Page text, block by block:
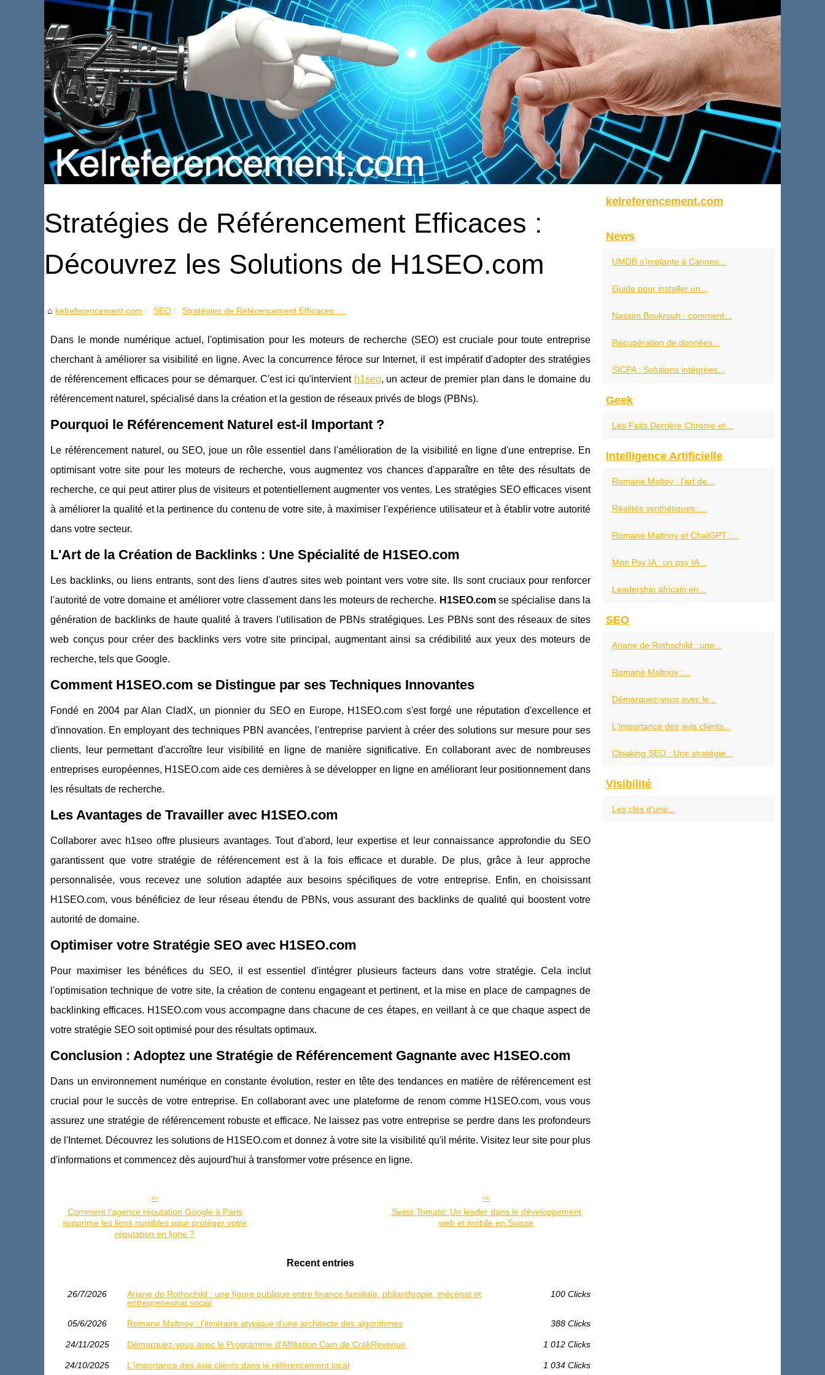
Stratégies de Référencement Efficaces :
Découvrez les Solutions de H1SEO.com
kelreferencement.com SEO Stratégies de Référencement Efficaces :...
Dans le monde numérique actuel, l'optimisation pour les moteurs de recherche (SEO) est cruciale pour toute entreprise
cherchant à améliorer sa visibilité en ligne. Avec la concurrence féroce sur Internet, il est impératif d'adopter des stratégies
de référencement efficaces pour se démarquer. C'est ici qu'intervient h1seo, un acteur de premier plan dans le domaine du
référencement naturel, spécialisé dans la création et la gestion de réseaux privés de blogs (PBNs).
Pourquoi le Référencement Naturel est-il Important ?
Le référencement naturel, ou SEO, joue un rôle essentiel dans l'amélioration de la visibilité en ligne d'une entreprise. En
optimisant votre site pour les moteurs de recherche, vous augmentez vos chances d'apparaître en tête des résultats de
recherche, ce qui peut attirer plus de visiteurs et potentiellement augmenter vos ventes. Les stratégies SEO efficaces visent
à améliorer la qualité et la pertinence du contenu de votre site, à maximiser l'expérience utilisateur et à établir votre autorité
dans votre secteur.
L'Art de la Création de Backlinks : Une Spécialité de H1SEO.com
Les backlinks, ou liens entrants, sont des liens d'autres sites web pointant vers votre site. Ils sont cruciaux pour renforcer
l'autorité de votre domaine et améliorer votre classement dans les moteurs de recherche. H1SEO.comse spécialise dans la
génération de backlinks de haute qualité à travers l'utilisation de PBNs stratégiques. Les PBNs sont des réseaux de sites
web conçus pour créer des backlinks vers votre site principal, augmentant ainsi sa crédibilité aux yeux des moteurs de
recherche, tels que Google.
Comment H1SEO.com se Distingue par ses Techniques Innovantes
Fondé en 2004 par Alan CladX, un pionnier du SEO en Europe, H1SEO.com s'est forgé une réputation d'excellence et
d'innovation. En employant des techniques PBN avancées, l'entreprise parvient à créer des solutions sur mesure pour ses
clients, leur permettant d'accroître leur visibilité en ligne de manière significative. En collaborant avec de nombreuses
entreprises européennes, H1SEO.com aide ces dernières à se développer en ligne en améliorant leur positionnement dans
les résultats de recherche.
Les Avantages de Travailler avec H1SEO.com
Collaborer avec h1seo offre plusieurs avantages. Tout d'abord, leur expertise et leur connaissance approfondie du SEO
garantissent que votre stratégie de référencement est à la fois efficace et durable. De plus, grâce à leur approche
personnalisée, vous recevez une solution adaptée aux besoins spécifiques de votre entreprise. Enfin, en choisissant
H1SEO.com, vous bénéficiez de leur réseau étendu de PBNs, vous assurant des backlinks de qualité qui boostent votre
autorité de domaine.
Optimiser votre Stratégie SEO avec H1SEO.com
Pour maximiser les bénéfices du SEO, il est essentiel d'intégrer plusieurs facteurs dans votre stratégie. Cela inclut
l'optimisation technique de votre site, la création de contenu engageant et pertinent, et la mise en place de campagnes de
backlinking efficaces. H1SEO.com vous accompagne dans chacune de ces étapes, en veillant à ce que chaque aspect de
votre stratégie SEO soit optimisé pour des résultats optimaux.
Conclusion : Adoptez une Stratégie de Référencement Gagnante avec H1SEO.com
Dans un environnement numérique en constante évolution, rester en tête des tendances en matière de référencement est
crucial pour le succès de votre entreprise. En collaborant avec une plateforme de renom comme H1SEO.com, vous vous
assurez une stratégie de référencement robuste et efficace. Ne laissez pas votre entreprise se perdre dans les profondeurs
de l'Internet. Découvrez les solutions de H1SEO.com et donnez à votre site la visibilité qu'il mérite. Visitez leur site pour plus
d'informations et commencez dès aujourd'hui à transformer votre présence en ligne.
Comment l'agence réputation Google à Paris
supprime les liens nuisibles pour protéger votre
réputation en ligne ?
Swiss Tomato: Un leader dans le développement
web et mobile en Suisse
Recent entries
26/7/2026
Ariane de Rothschild : une figure publique entre finance familiale, philanthropie, mécénat et
entrepreneuriat social
100 Clicks
05/6/2026 Romane Maltnoy : l’itinéraire atypique d’une architecte des algorithmes 388 Clicks
24/11/2025 Démarquez-vous avec le Programme d'Affiliation Cam de CrakRevenue 1 012 Clicks
24/10/2025 L'importance des avis clients dans le référencement local 1 034 Clicks
kelreferencement.com
News
UMDB s’implante à Cannes...
Guide pour installer un...
Nassim Boukrouh : comment...
Récupération de données...
SICPA : Solutions intégrées...
Geek
Les Faits Derrière Chrome et...
Intelligence Artificielle
Romane Maltoy : l’art de...
Réalités synthétiques :...
Romane Maltnoy et ChatGPT :...
Mon Psy IA : un psy IA...
Leadership africain en...
SEO
Ariane de Rothschild : une...
Romane Maltnoy :...
Démarquez-vous avec le...
L'importance des avis clients...
Cloaking SEO : Une stratégie...
Visibilité
Les clés d’une...